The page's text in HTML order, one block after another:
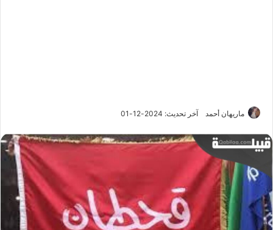
ماريهان أحمد آخر تحديث: 2024-12-01